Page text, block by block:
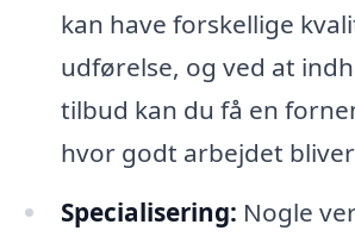
kan have forskellige
udførelse, og ved at
tilbud kan du få en
hvor godt arbejdet
Specialisering: Nogle